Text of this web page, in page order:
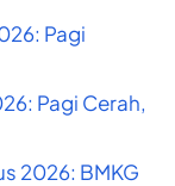
Pagi
Pagi Cerah,
2026: BMKG